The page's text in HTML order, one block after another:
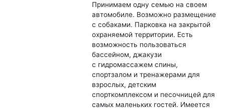
Принимаем одну семью на своем
автомобиле. Возможно размещение
с собаками. Парковка на закрытой
охраняемой территории. Есть
возможность пользоваться
бассейном, джакузи
с гидромассажем спины,
спортзалом и тренажерами для
взрослых, детским
спорткомплексом и песочницей для
самых маленьких гостей. Имеется